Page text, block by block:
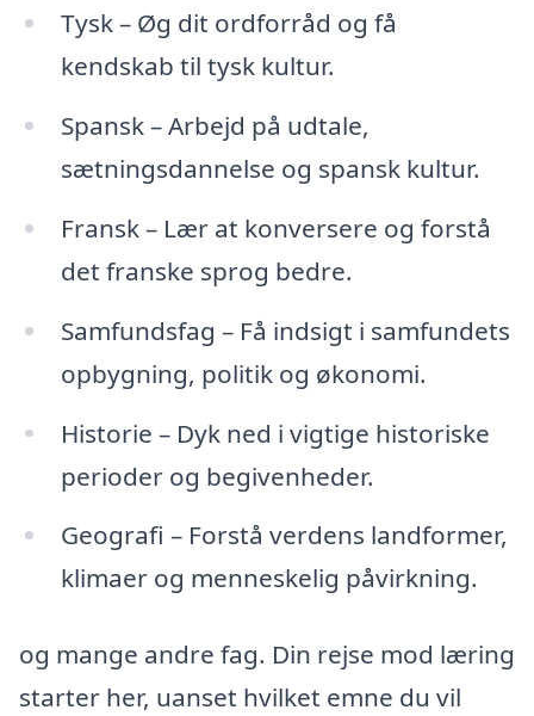
Tysk – Øg dit ordforråd og få
kendskab til tysk kultur.
Spansk – Arbejd på udtale,
sætningsdannelse og spansk kultur.
Fransk – Lær at konversere og forstå
det franske sprog bedre.
Samfundsfag – Få indsigt i samfundets
opbygning, politik og økonomi.
Historie – Dyk ned i vigtige historiske
perioder og begivenheder.
Geografi – Forstå verdens landformer,
klimaer og menneskelig påvirkning.
og mange andre fag. Din rejse mod læring
starter her, uanset hvilket emne du vil